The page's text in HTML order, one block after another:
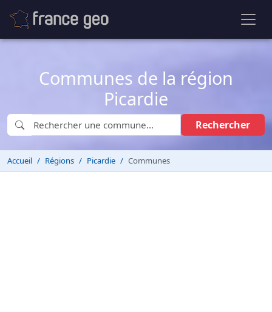
Communes de la région
Picardie
Rechercher
Accueil Régions Picardie Communes